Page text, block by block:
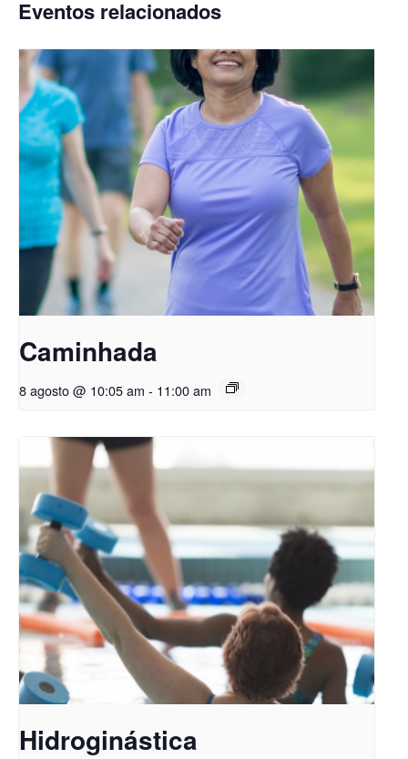
Eventos relacionados
Caminhada
8 agosto @ 10:05 am - 11:00 am
Hidroginástica